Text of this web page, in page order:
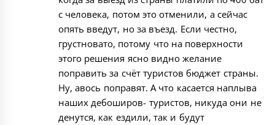
с человека, потом это отменили, а сейчас
опять введут, но за въезд. Если честно,
грустновато, потому что на поверхности
этого решения ясно видно желание
поправить за счёт туристов бюджет страны.
Ну, авось поправят. А что касается наплыва
наших дебоширов- туристов, никуда они не
денутся, как ездили, так и будут